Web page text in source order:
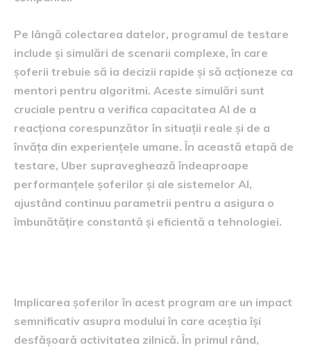
Pe lângă colectarea datelor, programul de testare
include și simulări de scenarii complexe, în care
șoferii trebuie să ia decizii rapide și să acționeze ca
mentori pentru algoritmi. Aceste simulări sunt
cruciale pentru a verifica capacitatea AI de a
reacționa corespunzător în situații reale și de a
învăța din experiențele umane. În această etapă de
testare, Uber supraveghează îndeaproape
performanțele șoferilor și ale sistemelor AI,
ajustând continuu parametrii pentru a asigura o
îmbunătățire constantă și eficientă a tehnologiei.
Implicarea șoferilor în acest program are un impact
semnificativ asupra modului în care aceștia își
desfășoară activitatea zilnică. În primul rând,